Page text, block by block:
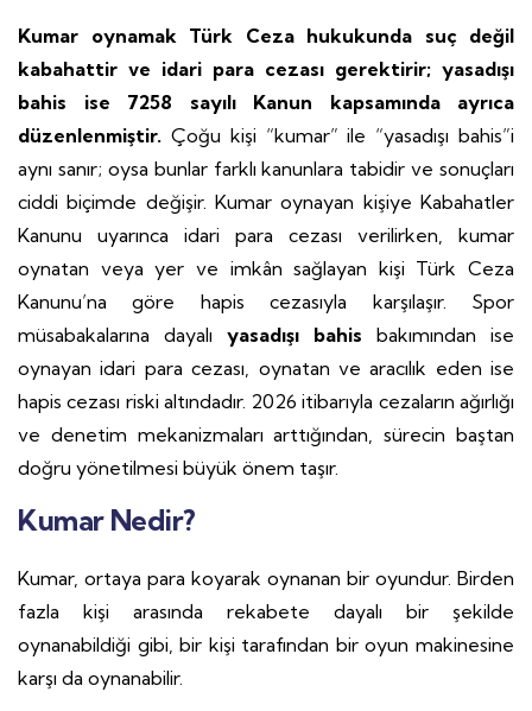
Kumar oynamak Türk Ceza hukukunda suç değil
kabahattir ve idari para cezası gerektirir; yasadışı
bahis ise 7258 sayılı Kanun kapsamında ayrıca
düzenlenmiştir. Çoğu kişi “kumar” ile “yasadışı bahis”i
aynı sanır; oysa bunlar farklı kanunlara tabidir ve sonuçları
ciddi biçimde değişir. Kumar oynayan kişiye Kabahatler
Kanunu uyarınca idari para cezası verilirken, kumar
oynatan veya yer ve imkân sağlayan kişi Türk Ceza
Kanunu’na göre hapis cezasıyla karşılaşır. Spor
müsabakalarına dayalı yasadışı bahis bakımından ise
oynayan idari para cezası, oynatan ve aracılık eden ise
hapis cezası riski altındadır. 2026 itibarıyla cezaların ağırlığı
ve denetim mekanizmaları arttığından, sürecin baştan
doğru yönetilmesi büyük önem taşır.
Kumar Nedir?
Kumar, ortaya para koyarak oynanan bir oyundur. Birden
fazla kişi arasında rekabete dayalı bir şekilde
oynanabildiği gibi, bir kişi tarafından bir oyun makinesine
karşı da oynanabilir.